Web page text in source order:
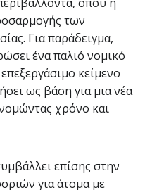
των
Για παράδειγμα,
ένα παλιό νομικό
κείμενο
ως βάση για μια νέα
χρόνο και
επίσης στην
για άτομα με